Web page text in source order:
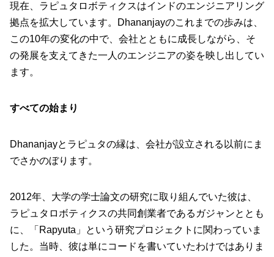
現在、ラピュタロボティクスはインドのエンジニアリング
拠点を拡大しています。Dhananjayのこれまでの歩みは、
この10年の変化の中で、会社とともに成長しながら、そ
の発展を支えてきた一人のエンジニアの姿を映し出してい
ます。
すべての始まり
Dhananjayとラピュタの縁は、会社が設立される以前にま
でさかのぼります。
2012年、大学の学士論文の研究に取り組んでいた彼は、
ラピュタロボティクスの共同創業者であるガジャンととも
に、「Rapyuta」という研究プロジェクトに関わっていま
した。当時、彼は単にコードを書いていたわけではありま